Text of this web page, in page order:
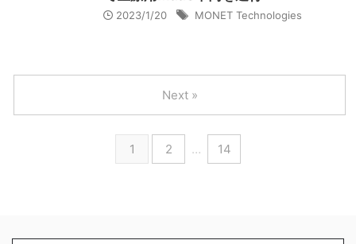
2023/1/20 MONET Technologies
1 2 … 14
Next »